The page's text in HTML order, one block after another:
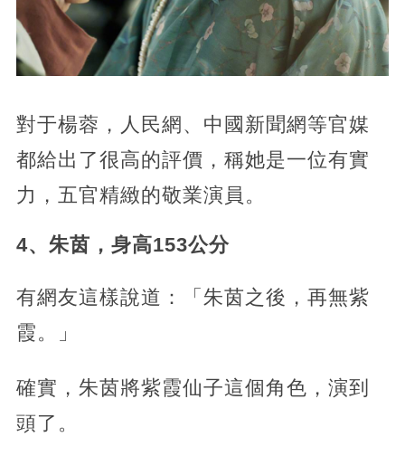
對于楊蓉，人民網、中國新聞網等官媒
都給出了很高的評價，稱她是一位有實
力，五官精緻的敬業演員。
4、朱茵，身高153公分
有網友這樣說道：「朱茵之後，再無紫
霞。」
確實，朱茵將紫霞仙子這個角色，演到
頭了。